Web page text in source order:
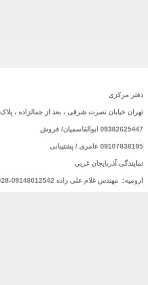
دفتر مرکزی
تهران خیابان نصرت شرقی ، بعد از جمالزاده ، پلاک 130 ، واحد 3 تلفن : 02166564354
09382625447 ابوالقاسمیان/ فروش
09107838195 عامری / پشتیبانی
نمایندگی آذربایجان غربی
ارومیه: مهندس غلام علی زاده 09148012542-09141863028